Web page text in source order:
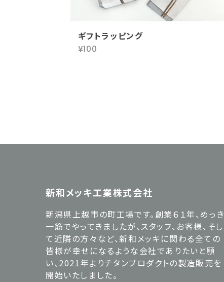
ギフトラッピング
¥100
新和メッキ工業株式会社
新潟県上越市の町工場です。創業６１年、めっき
一筋でやってきましたが、スタッフ、お客様、そし
て近隣の方々など、新和メッキに関わる全ての
皆様が幸せになるような会社でありたいと願
い、2021年よりチタンプロダクトの製造販売を
開始いたしました。